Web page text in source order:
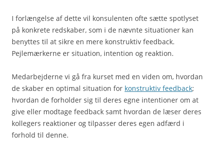
I forlængelse af dette vil konsulenten ofte sætte spotlyset
på konkrete redskaber, som i de nævnte situationer kan
benyttes til at sikre en mere konstruktiv feedback.
Pejlemærkerne er situation, intention og reaktion.
Medarbejderne vi gå fra kurset med en viden om, hvordan
de skaber en optimal situation for konstruktiv feedback;
hvordan de forholder sig til deres egne intentioner om at
give eller modtage feedback samt hvordan de læser deres
kollegers reaktioner og tilpasser deres egen adfærd i
forhold til denne.